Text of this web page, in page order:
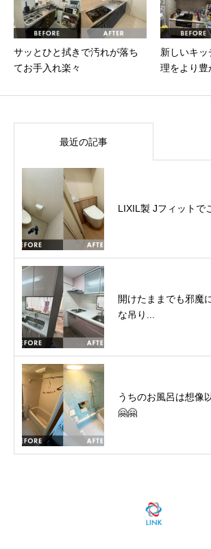
サッとひと拭きで汚れが落ち
てお手入れ楽々
新しいキ
理をより豊
最近の記事
LIXIL製 Jフィットで
開けたままでも邪魔
な吊り...
うちのお風呂は想像
🤗🤗